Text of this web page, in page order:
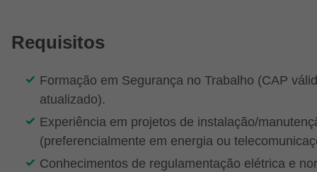
Requisitos
Formação em Segurança no Trabalho (CAP
atualizado).
Experiência em projetos de instalação/
(preferencialmente em energia ou
Conhecimentos de regulamentação elétrica e